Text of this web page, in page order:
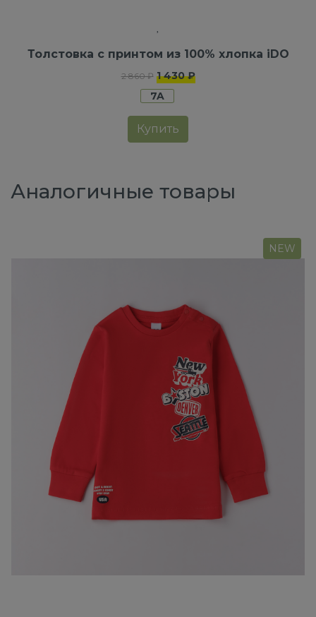
Толстовка с принтом из 100% хлопка iDO
2 860 ₽ 1 430 ₽
7A
Купить
Аналогичные товары
NEW